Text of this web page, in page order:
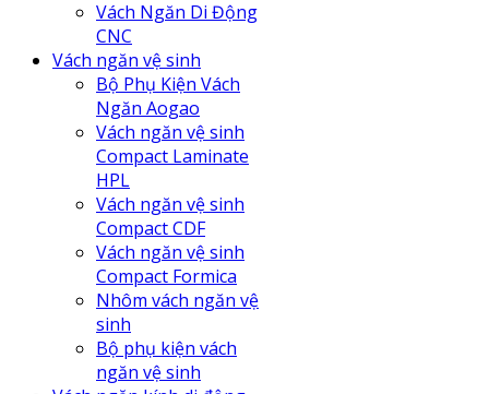
Vách Ngăn Di Động
CNC
Vách ngăn vệ sinh
Bộ Phụ Kiện Vách
Ngăn Aogao
Vách ngăn vệ sinh
Compact Laminate
HPL
Vách ngăn vệ sinh
Compact CDF
Vách ngăn vệ sinh
Compact Formica
Nhôm vách ngăn vệ
sinh
Bộ phụ kiện vách
ngăn vệ sinh